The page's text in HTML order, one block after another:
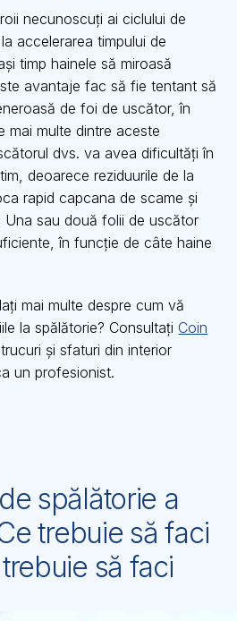
necunoscuți ai ciclului de
accelerarea timpului de
timp hainele să miroasă
avantaje fac să fie tentant să
de foi de uscător, în
mai multe dintre aceste
dvs. va avea dificultăți în
deoarece reziduurile de la
rapid capcana de scame și
sau două folii de uscător
în funcție de câte haine
mai multe despre cum vă
la spălătorie? Consultați Coin
și sfaturi din interior
un profesionist.
spălătorie a
trebuie să faci
să faci